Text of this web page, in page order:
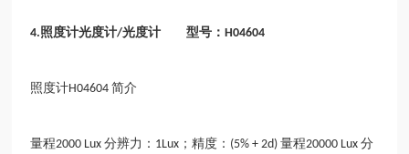
4.照度计光度计/光度计 型号：H04604
照度计H04604简介
量程2000 Lux分辨力： 1Lux ；精度： (5% + 2d)量程20000 Lux分